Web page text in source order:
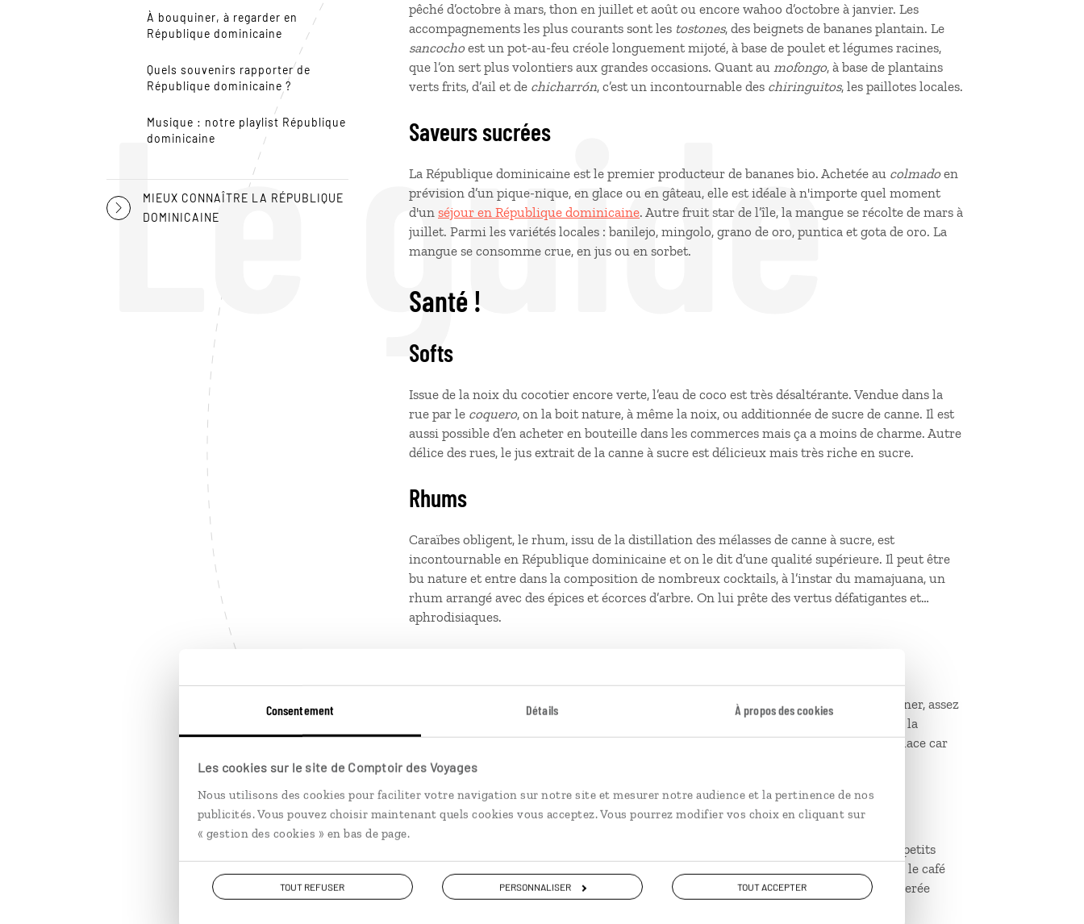
Consentement Détails À propos des cookies
Les cookies sur le site de Comptoir des Voyages
Nous utilisons des cookies pour faciliter votre navigation sur notre site et mesurer notre audience et la pertinence de nos
publicités. Vous pouvez choisir maintenant quels cookies vous acceptez. Vous pourrez modifier vos choix en cliquant sur
« gestion des cookies » en bas de page.
TOUT REFUSER PERSONNALISER TOUT ACCEPTER
Le guide
À bouquiner, à regarder en
République dominicaine
Quels souvenirs rapporter de
République dominicaine ?
Musique : notre playlist République
dominicaine
MIEUX CONNAÎTRE LA RÉPUBLIQUE
DOMINICAINE
pêché d’octobre à mars, thon en juillet et août ou encore wahoo d’octobre à janvier. Les
accompagnements les plus courants sont les tostones, des beignets de bananes plantain. Le
sancochoest un pot-au-feu créole longuement mijoté, à base de poulet et légumes racines,
que l’on sert plus volontiers aux grandes occasions. Quant au mofongo, à base de plantains
verts frits, d’ail et de chicharrón, c’est un incontournable des chiringuitos, les paillotes locales.
Saveurs sucrées
La République dominicaine est le premier producteur de bananes bio. Achetée au colmadoen
prévision d’un pique-nique, en glace ou en gâteau, elle est idéale à n'importe quel moment
d'un séjour en République dominicaine. Autre fruit star de l’île, la mangue se récolte de mars à
juillet. Parmi les variétés locales : banilejo, mingolo, grano de oro, puntica et gota de oro. La
mangue se consomme crue, en jus ou en sorbet.
Santé !
Softs
Issue de la noix du cocotier encore verte, l’eau de coco est très désaltérante. Vendue dans la
rue par le coquero, on la boit nature, à même la noix, ou additionnée de sucre de canne. Il est
aussi possible d’en acheter en bouteille dans les commerces mais ça a moins de charme. Autre
délice des rues, le jus extrait de la canne à sucre est délicieux mais très riche en sucre.
Rhums
Caraïbes obligent, le rhum, issu de la distillation des mélasses de canne à sucre, est
incontournable en République dominicaine et on le dit d’une qualité supérieure. Il peut être
bu nature et entre dans la composition de nombreux cocktails, à l’instar du mamajuana, un
rhum arrangé avec des épices et écorces d’arbre. On lui prête des vertus défatigantes et…
aphrodisiaques.
Incontournable et reconnaissable à sa robe dorée, la bière Presidente est de type pilsner, assez
légère (5 °), très rafraîchissante et au goût de houblon peu marqué. Les Dominicains la
sirotent en «vestida de novia» (robe de mariée), recouverte d’une fine pellicule de glace car
tout juste sortie du réfrigérateur.
Cafés
Surtout réservé à la consommation locale, le café est essentiellement cultivé par de petits
producteurs de la cordillère Centrale. Arabica suave aux délicates notes chocolatées, le café
dominicain se boit toute la journée, parfois adouci avec du lait ou enrichi d’une cuillerée